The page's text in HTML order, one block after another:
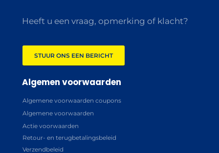
Heeft u een vraag, opmerking of klacht?
STUUR ONS EEN BERICHT
Algemen voorwaarden
Algemene voorwaarden coupons
Algemene voorwaarden
Actie voorwaarden
Retour- en terugbetalingsbeleid
Verzendbeleid